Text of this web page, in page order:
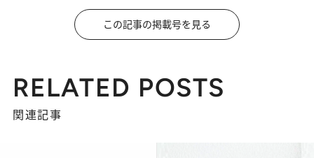
この記事の掲載号を見る
RELATED POSTS
関連記事